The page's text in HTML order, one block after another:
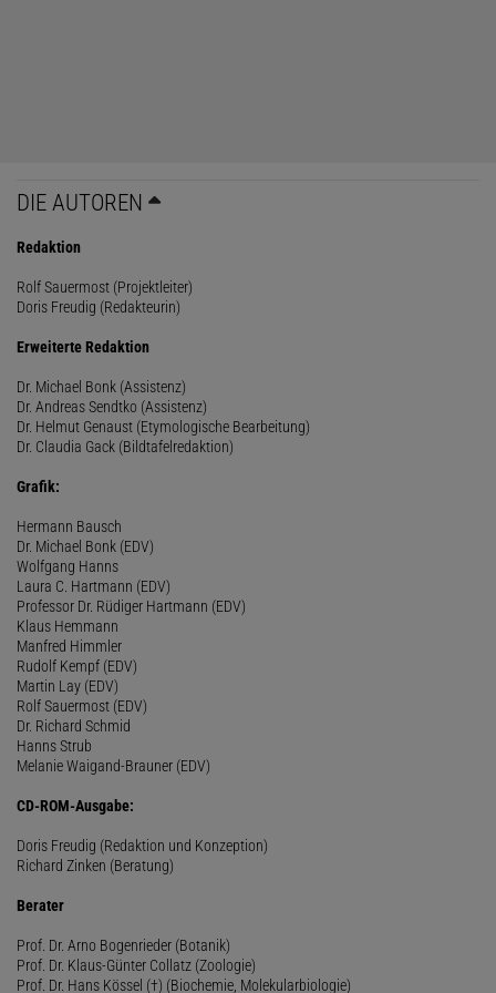
DIE AUTOREN
Redaktion
Rolf Sauermost (Projektleiter)
Doris Freudig (Redakteurin)
Erweiterte Redaktion
Dr. Michael Bonk (Assistenz)
Dr. Andreas Sendtko (Assistenz)
Dr. Helmut Genaust (Etymologische Bearbeitung)
Dr. Claudia Gack (Bildtafelredaktion)
Grafik:
Hermann Bausch
Dr. Michael Bonk (EDV)
Wolfgang Hanns
Laura C. Hartmann (EDV)
Professor Dr. Rüdiger Hartmann (EDV)
Klaus Hemmann
Manfred Himmler
Rudolf Kempf (EDV)
Martin Lay (EDV)
Rolf Sauermost (EDV)
Dr. Richard Schmid
Hanns Strub
Melanie Waigand-Brauner (EDV)
CD-ROM-Ausgabe:
Doris Freudig (Redaktion und Konzeption)
Richard Zinken (Beratung)
Berater
Prof. Dr. Arno Bogenrieder (Botanik)
Prof. Dr. Klaus-Günter Collatz (Zoologie)
Prof. Dr. Hans Kössel (†) (Biochemie, Molekularbiologie)